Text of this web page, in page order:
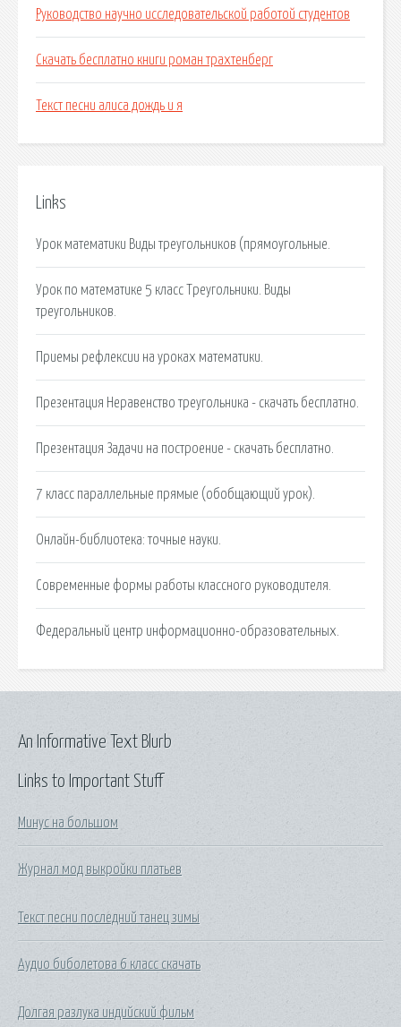
Руководство научно исследовательской работой студентов
Скачать бесплатно книги роман трахтенберг
Текст песни алиса дождь и я
Links
Урок математики Виды треугольников (прямоугольные.
Урок по математике 5 класс Треугольники. Виды
треугольников.
Приемы рефлексии на уроках математики.
Презентация Неравенство треугольника - скачать бесплатно.
Презентация Задачи на построение - скачать бесплатно.
7 класс параллельные прямые (обобщающий урок).
Онлайн-библиотека: точные науки.
Современные формы работы классного руководителя.
Федеральный центр информационно-образовательных.
Links to Important Stuff
Минус на большом
Журнал мод выкройки платьев
Текст песни последний танец зимы
Аудио биболетова 6 класс скачать
Долгая разлука индийский фильм
An Informative Text Blurb